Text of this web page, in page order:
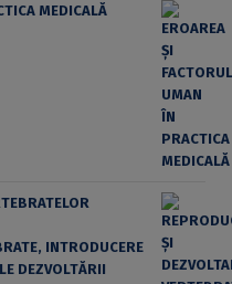
MEDICALĂ
INTRODUCERE
DEZVOLTĂRII